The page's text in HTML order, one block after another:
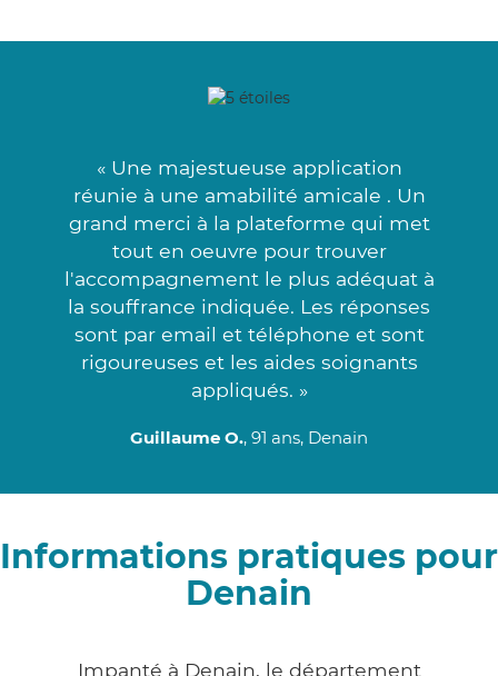
« Une majestueuse application
réunie à une amabilité amicale . Un
grand merci à la plateforme qui met
tout en oeuvre pour trouver
l'accompagnement le plus adéquat à
la souffrance indiquée. Les réponses
sont par email et téléphone et sont
rigoureuses et les aides soignants
appliqués. »
Guillaume O., 91 ans, Denain
Informations pratiques pour
Denain
Impanté à Denain, le département